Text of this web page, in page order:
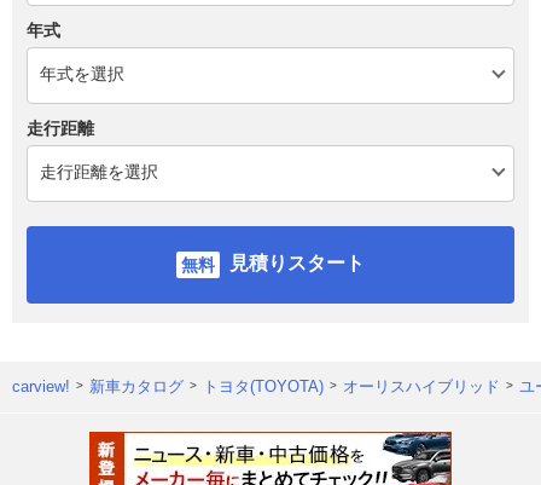
年式
走行距離
見積りスタート
carview! 新車カタログ トヨタ(TOYOTA) オーリスハイブリッド ユ